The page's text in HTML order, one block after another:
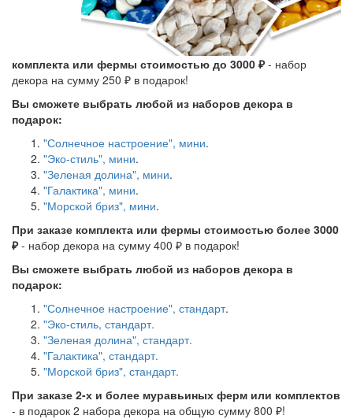
комплекта или фермы стоимостью до 3000 ₽- набор
декора на сумму 250 ₽ в подарок!
Вы сможете выбрать любой из наборов декора в
подарок:
"Солнечное настроение", мини.
"Эко-стиль", мини.
"Зеленая долина", мини.
"Галактика", мини.
"Морской бриз", мини.
При заказе комплекта или фермы стоимостью более 3000
₽- набор декора на сумму 400 ₽ в подарок!
Вы сможете выбрать любой из наборов декора в
подарок:
"Солнечное настроение", стандарт.
"Эко-стиль, стандарт.
"Зеленая долина", стандарт.
"Галактика", стандарт.
"Морской бриз", стандарт.
При заказе 2-х и более муравьиных ферм или комплектов
- в подарок 2 набора декора на общую сумму 800 ₽!